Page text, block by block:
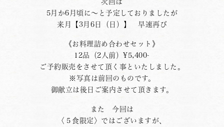
次回は
5月か6月頃に〜と予定しておりましたが
来月【3月6日（日）】 早速再び
《お料理詰め合わせセット》
12品（2人前）¥5,400-
ご予約販売をさせて頂く事といたしました。
※写真は前回のものです。
御献立は後日ご案内させて頂きます。
また 今回は
〈５食限定〉ではございますが、